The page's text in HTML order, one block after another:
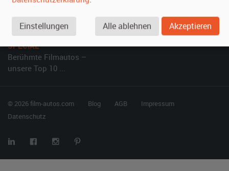
Fragen für Vermieter
Inserat verwalten
SPECIAL
Berühmte Filmautos –
unsere Top 10 ...
© 2026 film-autos.com Blog AGB
Impressum
Datenschutz
Einstellungen Alle ablehnen Akzeptieren